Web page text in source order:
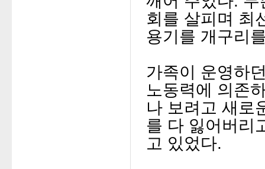
회를 살피며 최
용기를 개구리
가족이 운영하
노동력에 의존
나 보려고 새로
를 다 잃어버리
고 있었다.